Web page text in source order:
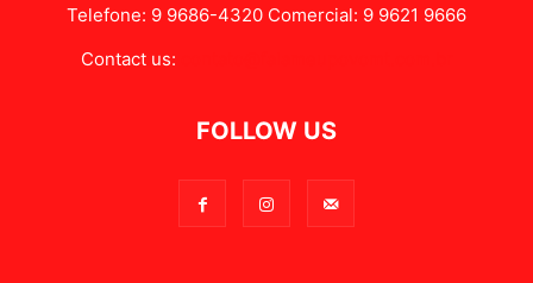
Telefone: 9 9686-4320 Comercial: 9 9621 9666
Contact us:
FOLLOW US